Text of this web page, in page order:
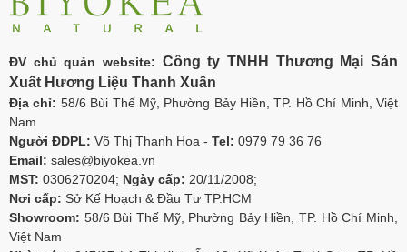
ĐV chủ quản website: Công ty TNHH Thương Mại Sản
Xuất Hương Liệu Thanh Xuân
Địa chỉ: 58/6 Bùi Thế Mỹ, Phường Bảy Hiền, TP. Hồ Chí Minh, Việt
Nam
Người ĐDPL: Võ Thị Thanh Hoa - Tel: 0979 79 36 76
Email: sales@biyokea.vn
MST: 0306270204; Ngày cấp: 20/11/2008;
Nơi cấp: Sở Kế Hoạch & Đầu Tư TP.HCM
Showroom: 58/6 Bùi Thế Mỹ, Phường Bảy Hiền, TP. Hồ Chí Minh,
Việt Nam